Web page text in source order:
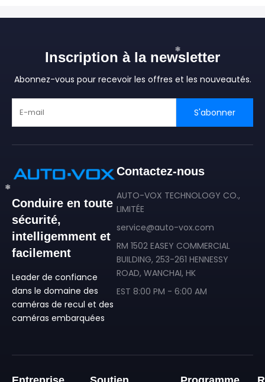
Inscription à la newsletter
Abonnez-vous pour recevoir les offres et les nouveautés.
S'abonner
Conduire en toute
sécurité,
intelligemment et
facilement
Leader de confiance
dans le domaine des
caméras de recul et des
caméras embarquées
Contactez-nous
AUTO-VOX TECHNOLOGY CO.,
LIMITÉE
service@auto-vox.com
RM 1502 EASEY COMMERCIAL
BUILDING, 253-261 HENNESSY
ROAD, WANCHAI, HK
EST 8:00 PM - 6:00 AM
❄
❄
❄
❄